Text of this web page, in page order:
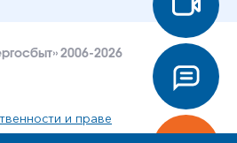
2006-2026
и праве